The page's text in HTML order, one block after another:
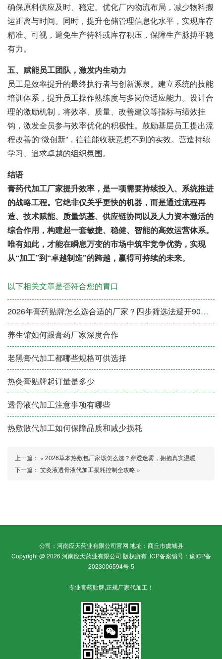
确保原料供应及时、稳定。优化厂内物流布局，减少物料搬
运距离与时间。同时，提升仓储管理信息化水平，实现库存
精准、可视，避免生产待料或库存积压，保障生产脉搏平稳
有力。
五、赋能员工团队，激发内生动力
员工是效率提升的最终执行者与创新源泉。建立系统的技能
培训体系，提升员工操作熟练度与多岗位适应能力。设计合
理的激励机制，将效率、质量、改善建议等指标与绩效挂
钩，激发全员参与效率优化的积极性。鼓励基层员工提出流
程改善的“微创新”，往往能收获意想不到的实效。营造持续
学习、追求卓越的组织氛围。
结语
膏药代加工厂家提升效率，是一项需要持续投入、系统推进
的战略工程。它绝非仅关乎更快的机器，而是通过流程再
造、技术赋能、质量筑基、供应链协同以及人力资本激活的
综合作用，构建起一套敏捷、稳健、智能的高效运营体系。
唯有如此，才能在瞬息万变的市场中筑牢竞争优势，实现
从“加工”到“卓越制造”的跨越，赢得可持续的未来。
以下相关文章是否符合您的胃口
2026年膏药贴牌怎么选合适的厂家？四步筛选法避开90%的坑
养生馆如何跟膏药厂家深度合作
老黑膏代加工都哪些规格可供选择
热灸膏贴牌起订量是多少
透骨液代加工注意事项有哪些
热敷散代加工如何保障品质和减少损耗
上一篇： « 2026草本热敷包厂家该怎么选？穿透迷雾，拥抱真实温暖
下一篇： 艾灸液透骨液代加工损耗控制全攻略 »
公司：河南应天药业有限公司官网 地址：商丘市虞城县
Copyright @ 2026 河南应天药业有限公司 版权所有 ICP备案编号：豫ICP备
2023006594号-5
专业膏药贴牌,正规厂家代加工！